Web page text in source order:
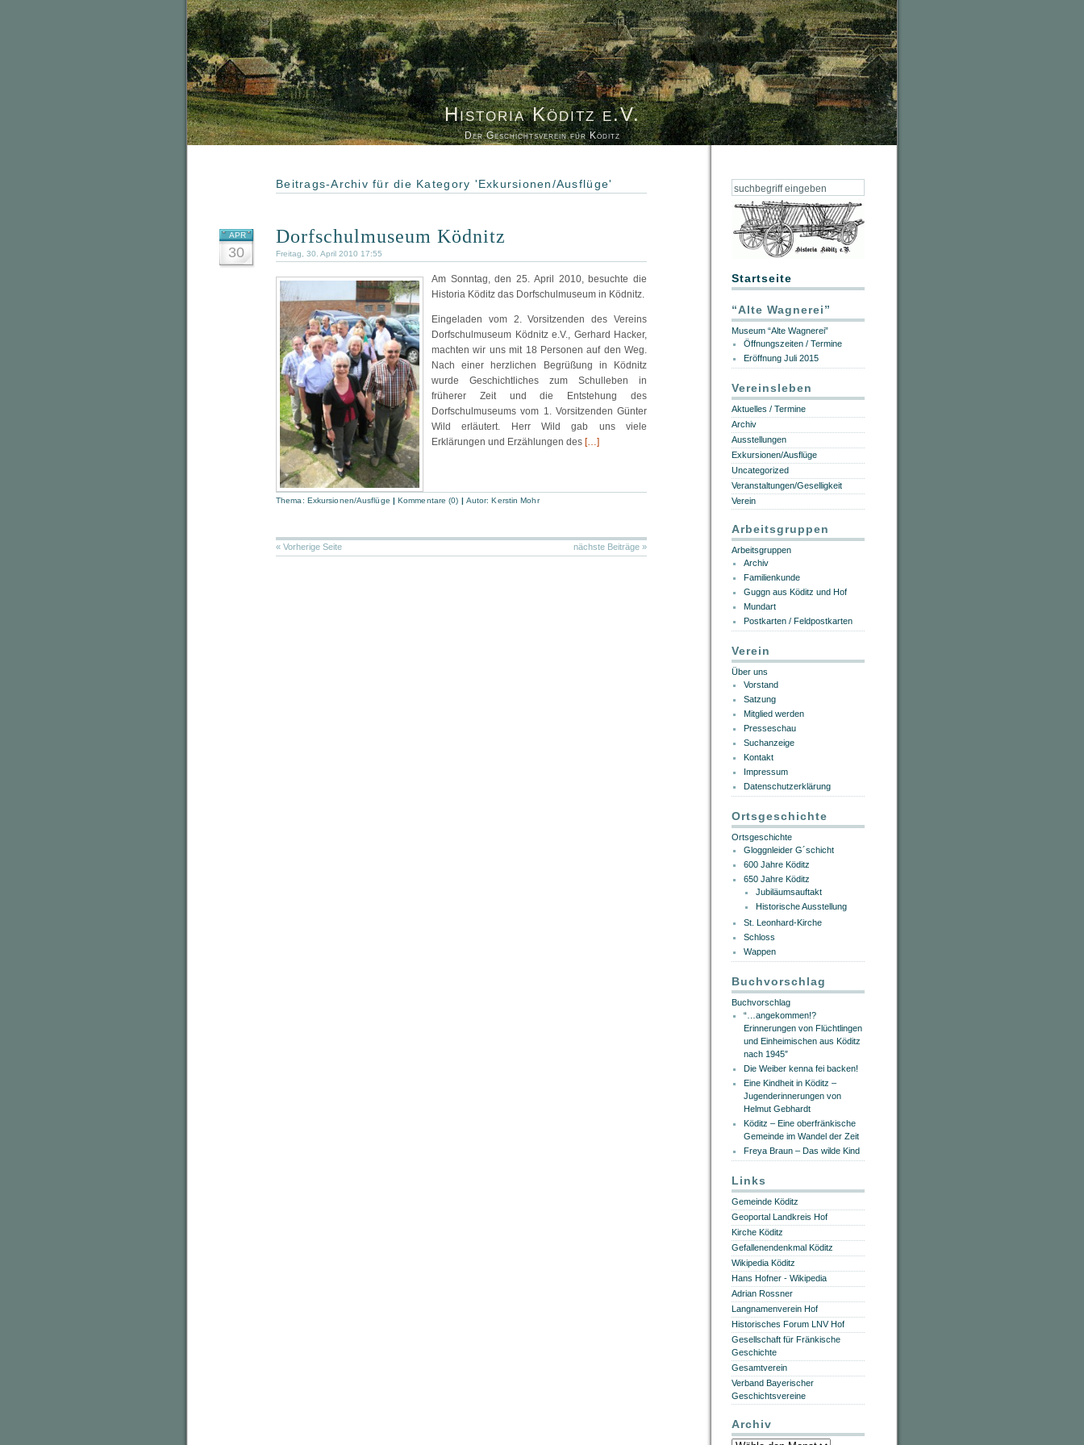
Historia Köditz e.V.
Der Geschichtsverein für Köditz
Beitrags-Archiv für die Kategory 'Exkursionen/Ausflüge'
APR
30
Dorfschulmuseum Ködnitz
Freitag, 30. April 2010 17:55
Am Sonntag, den 25. April 2010, besuchte die
Historia Köditz das Dorfschulmuseum in Ködnitz.
Eingeladen vom 2. Vorsitzenden des Vereins
Dorfschulmuseum Ködnitz e.V., Gerhard Hacker,
machten wir uns mit 18 Personen auf den Weg.
Nach einer herzlichen Begrüßung in Ködnitz
wurde Geschichtliches zum Schulleben in
früherer Zeit und die Entstehung des
Dorfschulmuseums vom 1. Vorsitzenden Günter
Wild erläutert. Herr Wild gab uns viele
Erklärungen und Erzählungen des […]
Thema: Exkursionen/Ausflüge |Kommentare (0) | Autor:Kerstin Mohr
« Vorherige Seite nächste Beiträge »
Startseite
“Alte Wagnerei”
Museum “Alte Wagnerei”
Öffnungszeiten / Termine
Eröffnung Juli 2015
Vereinsleben
Aktuelles / Termine
Archiv
Ausstellungen
Exkursionen/Ausflüge
Uncategorized
Veranstaltungen/Geselligkeit
Verein
Arbeitsgruppen
Arbeitsgruppen
Archiv
Familienkunde
Guggn aus Köditz und Hof
Mundart
Postkarten / Feldpostkarten
Verein
Über uns
Vorstand
Satzung
Mitglied werden
Presseschau
Suchanzeige
Kontakt
Impressum
Datenschutzerklärung
Ortsgeschichte
Ortsgeschichte
Gloggnleider G´schicht
600 Jahre Köditz
650 Jahre Köditz
Jubiläumsauftakt
Historische Ausstellung
St. Leonhard-Kirche
Schloss
Wappen
Buchvorschlag
Buchvorschlag
“…angekommen!?
Erinnerungen von Flüchtlingen
und Einheimischen aus Köditz
nach 1945″
Die Weiber kenna fei backen!
Eine Kindheit in Köditz –
Jugenderinnerungen von
Helmut Gebhardt
Köditz – Eine oberfränkische
Gemeinde im Wandel der Zeit
Freya Braun – Das wilde Kind
Links
Gemeinde Köditz
Geoportal Landkreis Hof
Kirche Köditz
Gefallenendenkmal Köditz
Wikipedia Köditz
Hans Hofner - Wikipedia
Adrian Rossner
Langnamenverein Hof
Historisches Forum LNV Hof
Gesellschaft für Fränkische
Geschichte
Gesamtverein
Verband Bayerischer
Geschichtsvereine
Archiv